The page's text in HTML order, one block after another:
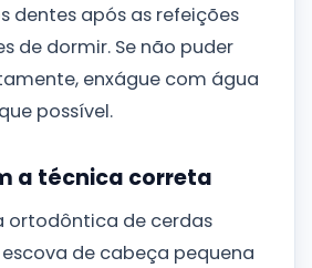
dentes após as refeições
de dormir. Se não puder
enxágue com água
possível.
a técnica correta
ortodôntica de cerdas
de cabeça pequena